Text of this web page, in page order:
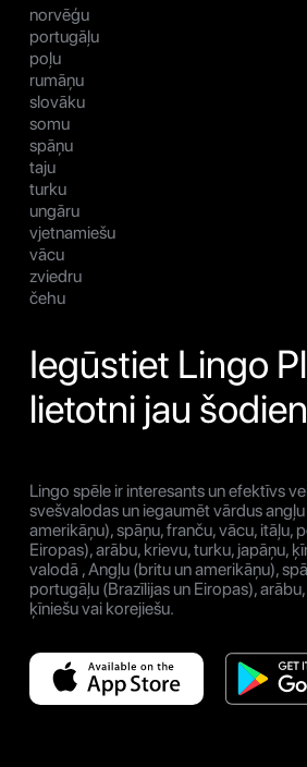
norvēģu
portugāļu
poļu
rumāņu
slovāku
somu
spāņu
taju
turku
ungāru
vjetnamiešu
vācu
zviedru
čehu
Iegūstiet Lingo
lietotni jau
Lingo spēle ir interesants un efektīvs
svešvalodas un iegaumēt vārdus
amerikāņu), spāņu, franču, vācu, itāļu,
Eiropas), arābu, krievu, turku, japāņu,
valodā , Angļu (britu un amerikāņu),
portugāļu (Brazīlijas un Eiropas),
ķīniešu vai korejiešu.